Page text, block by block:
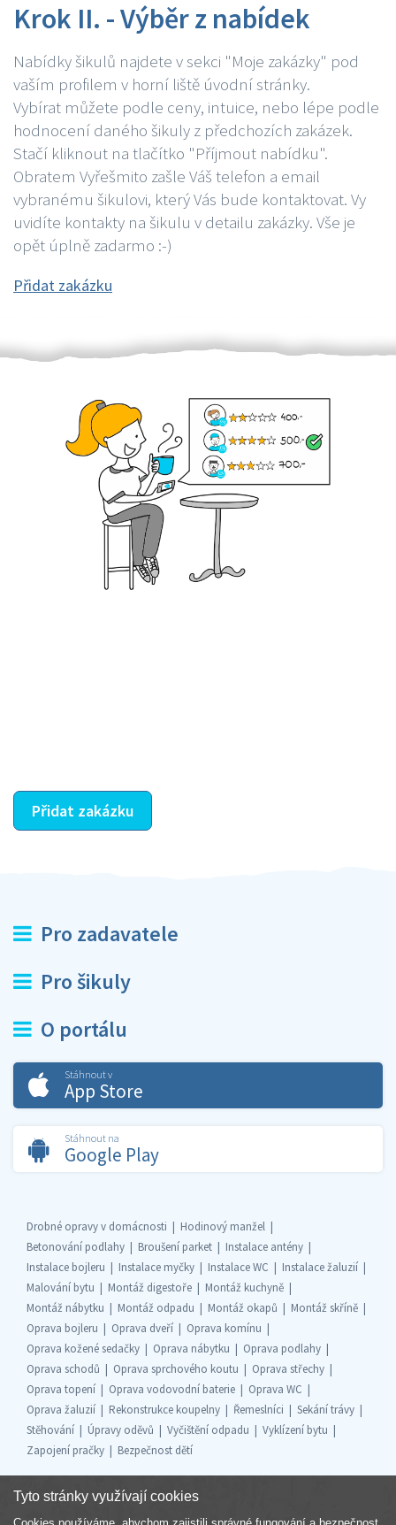
Krok II. - Výběr z nabídek
Nabídky šikulů najdete v sekci "Moje zakázky" pod
vaším profilem v horní liště úvodní stránky.
Vybírat můžete podle ceny, intuice, nebo lépe podle
hodnocení daného šikuly z předchozích zakázek.
Stačí kliknout na tlačítko "Příjmout nabídku".
Obratem Vyřešmito zašle Váš telefon a email
vybranému šikulovi, který Vás bude kontaktovat. Vy
uvidíte kontakty na šikulu v detailu zakázky. Vše je
opět úplně zadarmo :-)
Přidat zakázku
Přidat zakázku
Pro zadavatele
Pro šikuly
O portálu
Stáhnout v
App Store
Stáhnout na
Google Play
Drobné opravy v domácnosti
Hodinový manžel
Betonování podlahy
Broušení parket
Instalace antény
Instalace bojleru
Instalace myčky Instalace WC
Instalace žaluzií
Malování bytu
Montáž digestoře
Montáž kuchyně
Montáž nábytku
Montáž odpadu Montáž okapů
Montáž skříně
Oprava bojleru
Oprava dveří
Oprava komínu
Oprava kožené sedačky
Oprava nábytku
Oprava podlahy
Oprava schodů
Oprava sprchového koutu
Oprava střechy
Oprava topení
Oprava vodovodní baterie
Oprava WC
Oprava žaluzií
Rekonstrukce koupelny Řemeslníci
Sekání trávy
Stěhování
Úpravy oděvů Vyčištění odpadu
Vyklízení bytu
Zapojení pračky
Bezpečnost dětí
Tyto stránky využívají cookies